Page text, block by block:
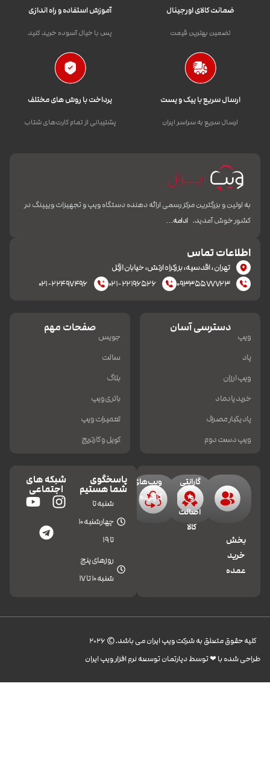
ضمانت کالای اورجینال
تضمین بهترین قیمت
آموزش استفاده و راه اندازی
پس با خیال آسوده خرید کنید
ارسال سریع با پیک و پست
ارسال سریع به سراسر ایران
پرداخت با روش های مختلف
پشتیبانی از تمام کارت‌های شتاب
به اولین و بزرگترین مرکز رسمی ارائه دهنده دستگاه ویپ و تجهیزات ویپینگ در
کشور خوش آمدید. ادامه…
اطلاعات تماس
تهران، اقدسیه، بزرکراه ارتش، خیابان ازگل
۰۹۳۳۵۵۷۷۷۲۳
۰۲۱-۲۲۱۹۶۵۲۶ ۰۲۱-۲۲۴۹۷۴۹۶
دسترسی آسان
ویپ
پاد
ویپ ارزان
خرید پادماد
پاد یکبار مصرف
ویپ دست دوم
صفحات مهم
جویس
سالت
بلاگ
باتری ویپ
تعمیرات ویپ
کویل و کارتریج
بخش
خرید
عمده
گارانتی
و
اصالت
کالا
ویپ‌های
کارکرده
پاسخگوی
شما هستیم
شنبه تا
چهارشنبه 10
تا 19
روزهای پنج
شنبه 10 تا 17
شبکه های
اجتماعی
کليه حقوق متعلق به شرکت ویپ ایران می باشد.© 2026
طراحی شده با ❤︎ توسط دپارتمان توسعه نرم افزار ویپ ایران